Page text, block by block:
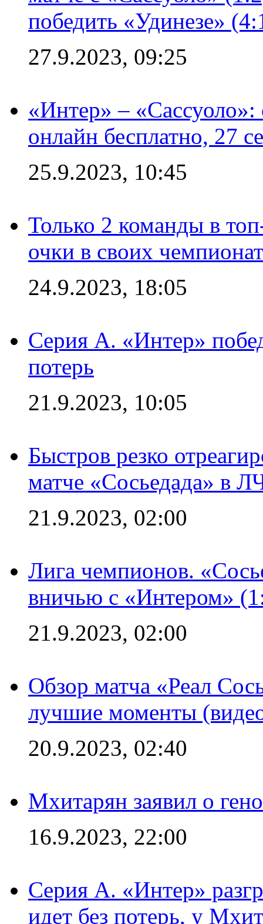
победить «Удинезе»
27.9.2023, 09:25
«Интер» –
онлайн бесплатно, 27
25.9.2023, 10:45
Только 2 команды в
очки в своих
24.9.2023, 18:05
Серия А. «Интер»
потерь
21.9.2023, 10:05
Быстров резко
матче «Сосьедада» в
21.9.2023, 02:00
Лига чемпионов.
вничью с «Интером»
21.9.2023, 02:00
Обзор матча «Реал
лучшие моменты
20.9.2023, 02:40
Мхитарян заявил о
16.9.2023, 22:00
Серия А. «Интер»
идет без потерь, у